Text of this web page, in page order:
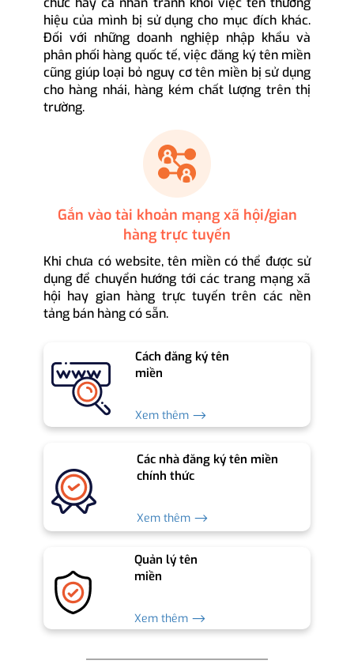
hiệu của mình bị sử dụng cho mục đích khác.
Đối với những doanh nghiệp nhập khẩu và
phân phối hàng quốc tế, việc đăng ký tên miền
cũng giúp loại bỏ nguy cơ tên miền bị sử dụng
cho hàng nhái, hàng kém chất lượng trên thị
trường.
Gắn vào tài khoản mạng xã hội/gian
hàng trực tuyến
Khi chưa có website, tên miền có thể được sử
dụng để chuyển hướng tới các trang mạng xã
hội hay gian hàng trực tuyến trên các nền
tảng bán hàng có sẵn.
Cách đăng ký tên
miền
Xem thêm ⟶
Các nhà đăng ký tên miền
chính thức
Xem thêm ⟶
Quản lý tên
miền
Xem thêm ⟶